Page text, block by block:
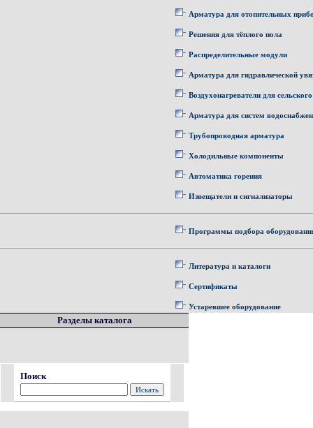
Арматура для отопительных
Решения для тёплого пола
Распределительные модули
Арматура для гидравлической
Воздухонагреватели для
Арматура для систем
Трубопроводная арматура
Холодильные компоненты
Автоматика горения
Извещатели и сигнализаторы
Программы подбора
Литература и каталоги
Сертификаты
Устаревшее оборудование
Разделы каталога
Поиск